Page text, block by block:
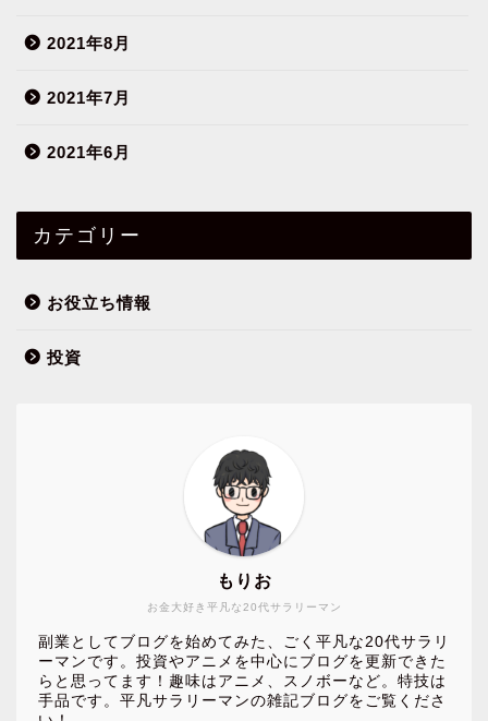
2021年8月
2021年7月
2021年6月
カテゴリー
お役立ち情報
投資
お金大好き平凡な20代サラリーマン
もりお
副業としてブログを始めてみた、ごく平凡な20代サラリ
ーマンです。投資やアニメを中心にブログを更新できた
らと思ってます！趣味はアニメ、スノボーなど。特技は
手品です。平凡サラリーマンの雑記ブログをご覧くださ